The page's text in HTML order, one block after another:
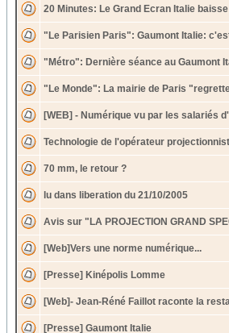
20 Minutes: Le Grand Ecran Italie
"Le Parisien Paris": Gaumont Italie:
"Métro": Dernière séance au Gaumont
"Le Monde": La mairie de Paris
[WEB] - Numérique vu par les salariés
Technologie de l'opérateur
70 mm, le retour ?
lu dans liberation du 21/10/2005
Avis sur "LA PROJECTION GRAND
[Web]Vers une norme numérique...
[Presse] Kinépolis Lomme
[Web]- Jean-Réné Faillot raconte la
[Presse] Gaumont Italie